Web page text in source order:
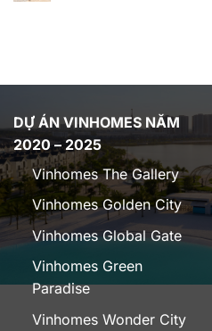
DỰ ÁN VINHOMES NĂM
2020 – 2025
Vinhomes The Gallery
Vinhomes Golden City
Vinhomes Global Gate
Vinhomes Green
Paradise
Vinhomes Wonder City